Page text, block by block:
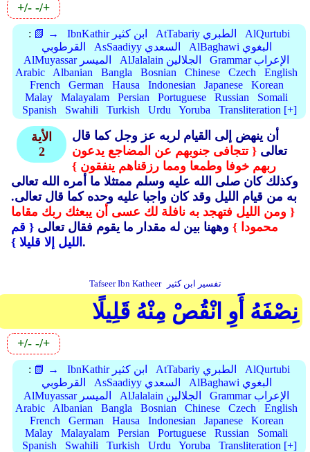
+/- -/+
: 📗 → IbnKathir ابن كثير AtTabariy الطبري
AlQurtubi
القرطوبي
AsSaadiyy السعدي
AlBaghawi البغوي
AlMuyassar الميسر
AlJalalain الجلالين
Grammar الإعراب
Arabic
Albanian Bangla Bosnian Chinese Czech
English
French
German Hausa Indonesian Japanese
Korean
Malay
Malayalam Persian Portuguese Russian
Somali
Spanish
Swahili Turkish Urdu Yoruba Transliteration [+]
الأية
2
أن ينهض إلى القيام لربه عز وجل كما قال
تعالى { تتجافى جنوبهم عن المضاجع يدعون
ربهم خوفا وطمعا ومما رزقناهم ينفقون }
وكذلك كان صلى الله عليه وسلم ممتثلا ما أمره الله تعالى
به من قيام الليل وقد كان واجبا عليه وحده كما قال تعالى.
{ ومن الليل فتهجد به نافلة لك عسى أن يبعثك ربك مقاما
محمودا } وههنا بين له مقدار ما يقوم فقال تعالى { قم
الليل إلا قليلا } .
Tafseer Ibn Katheer تفسير ابن كثير
نِصْفَهُ أَوِ انْقُصْ مِنْهُ قَلِيلًا
+/- -/+
: 📗 → IbnKathir ابن كثير AtTabariy الطبري
AlQurtubi
القرطوبي
AsSaadiyy السعدي
AlBaghawi البغوي
AlMuyassar الميسر
AlJalalain الجلالين
Grammar الإعراب
Arabic
Albanian Bangla Bosnian Chinese Czech
English
French
German Hausa Indonesian Japanese
Korean
Malay
Malayalam Persian Portuguese Russian
Somali
Spanish
Swahili Turkish Urdu Yoruba Transliteration [+]